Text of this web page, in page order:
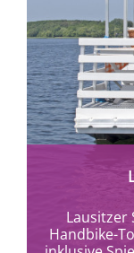
Lausitzer
Handbike-